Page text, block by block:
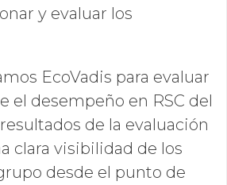
y evaluar los
EcoVadis para evaluar
el desempeño en RSC del
de la evaluación
clara visibilidad de los
desde el punto de